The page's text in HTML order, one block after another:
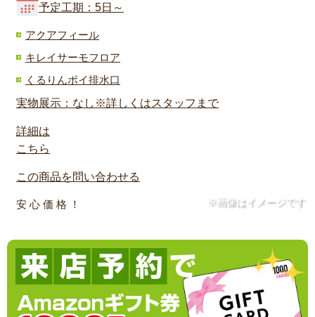
※画像はイメージです
予定工期：5日～
アクアフィール
キレイサーモフロア
くるりんポイ排水口
実物展示：なし※詳しくはスタッフまで
詳細は
こちら
この商品を問い合わせる
安 心 価 格 ！